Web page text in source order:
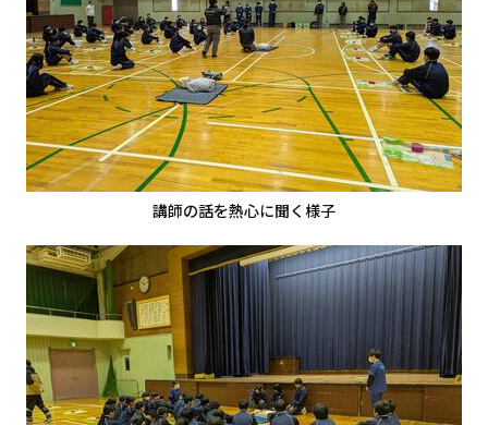
講師の話を熱心に聞く様子